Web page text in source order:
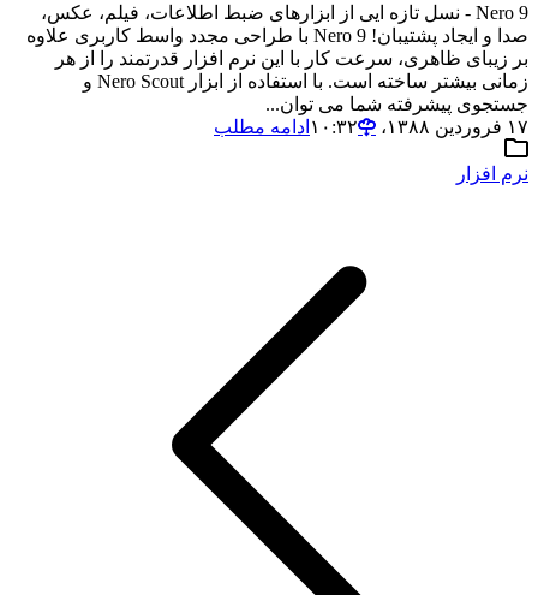
Nero 9 - نسل تازه ایی از ابزارهای ضبط اطلاعات، فیلم، عکس،
صدا و ایجاد پشتیبان! Nero 9 با طراحی مجدد واسط کاربری علاوه
بر زیبای ظاهری، سرعت کار با این نرم افزار قدرتمند را از هر
زمانی بیشتر ساخته است. با استفاده از ابزار Nero Scout و
جستجوی پیشرفته شما می توان...
۱۷ فروردین ۱۳۸۸،‏ ۱۰:۳۲
ادامه مطلب
نرم افزار